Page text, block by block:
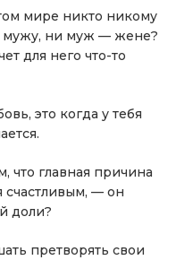
мире никто никому
ни муж — жене?
для него что-то
это когда у тебя
что главная причина
счастливым, — он
доли?
претворять свои